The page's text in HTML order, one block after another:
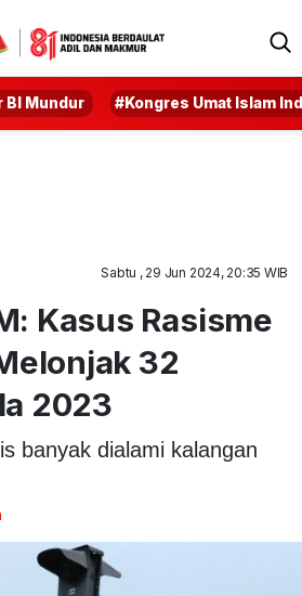
BI Mundur #Kongres Umat Islam
Sabtu , 29 Jun 2024, 20:35 WIB
Kasus Rasisme
32
2023
banyak dialami kalangan